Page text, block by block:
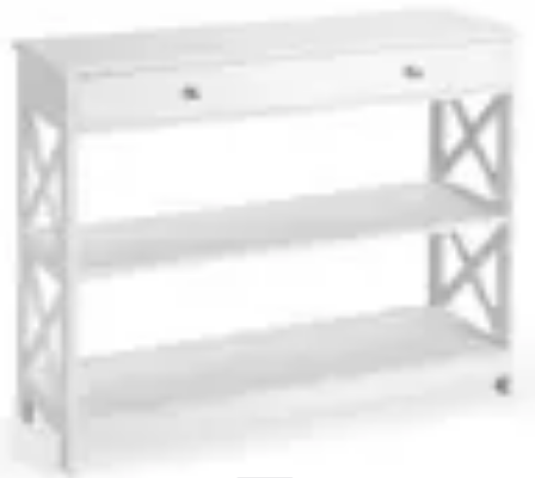
Psychologie des Couleurs
Peinture Sur Mesure